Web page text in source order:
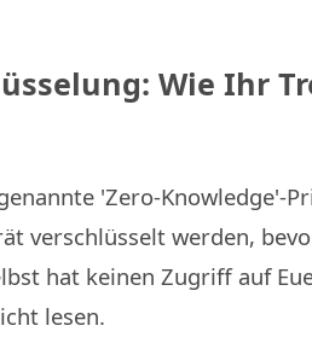
Wie Ihr
'Zero-Knowledge'-
verschlüsselt werden,
hat keinen Zugriff auf
lesen.